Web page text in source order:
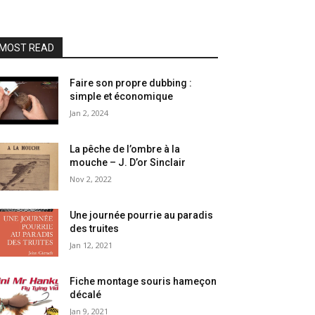
MOST READ
Faire son propre dubbing :
simple et économique
Jan 2, 2024
La pêche de l’ombre à la
mouche – J. D’or Sinclair
Nov 2, 2022
Une journée pourrie au paradis
des truites
Jan 12, 2021
Fiche montage souris hameçon
décalé
Jan 9, 2021